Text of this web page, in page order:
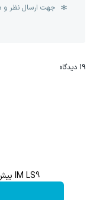
جهت ارسال نظر و
19 دیدگاه
IM LS9 بیش از 1500 کیلومترپیمایش با یکبار شارژ